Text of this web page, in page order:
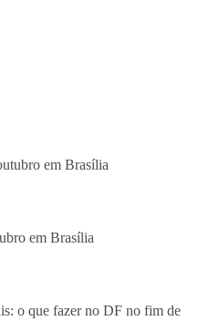
em Brasília